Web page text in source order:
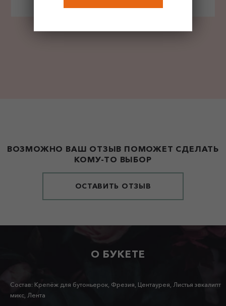
ВОЗМОЖНО ВАШ ОТЗЫВ ПОМОЖЕТ СДЕЛАТЬ
КОМУ-ТО ВЫБОР
ОСТАВИТЬ ОТЗЫВ
О БУКЕТЕ
Состав: Крепёж для бутоньерок, Фрезия, Центаурея, Листья эвкалипт
микс, Лента